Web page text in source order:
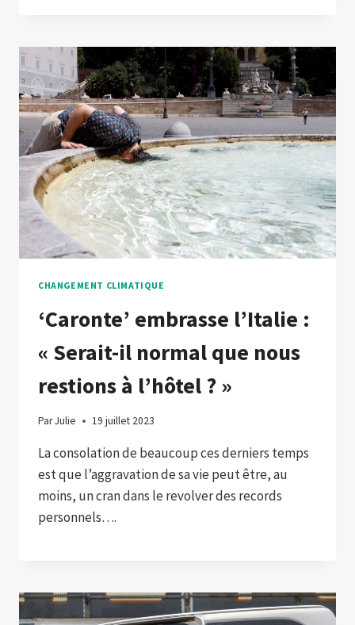
CHANGEMENT CLIMATIQUE
‘Caronte’ embrasse l’Italie :
« Serait-il normal que nous
restions à l’hôtel ? »
ParJulie 19 juillet 2023
La consolation de beaucoup ces derniers temps
est que l’aggravation de sa vie peut être, au
moins, un cran dans le revolver des records
personnels….